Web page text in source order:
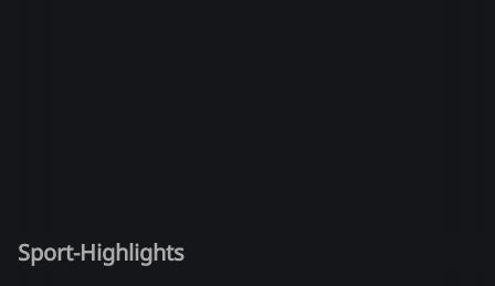
Sport-Highlights